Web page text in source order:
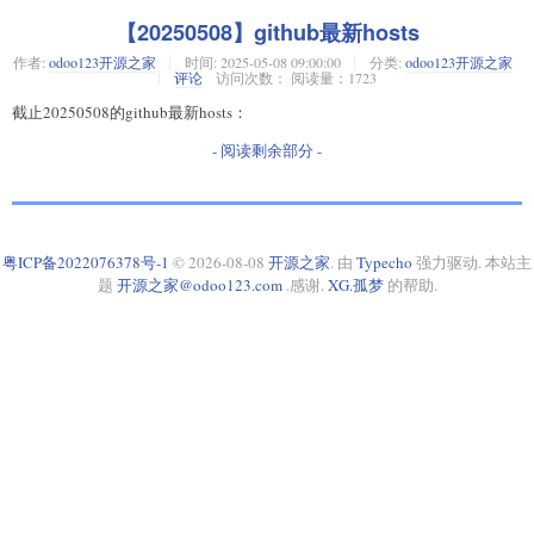
【20250508】github最新hosts
作者: odoo123开源之家 时间: 2025-05-08 09:00:00 分类: odoo123开源之家
评论
访问次数： 阅读量：1723
截止20250508的github最新hosts：
- 阅读剩余部分 -
粤ICP备2022076378号-1 © 2026-08-08 开源之家. 由 Typecho 强力驱动. 本站主
题 开源之家@odoo123.com.感谢. XG.孤梦的帮助.